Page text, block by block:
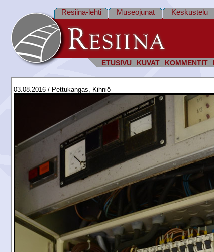
ETUSIVU KUVAT KOMMENTIT
Resiina-lehti Museojunat Keskustelu
03.08.2016 / Pettukangas, Kihniö